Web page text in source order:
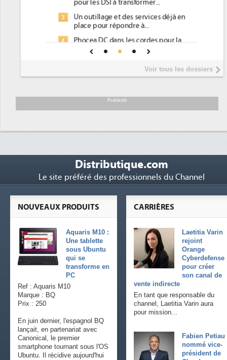
pour les DSI à transformer...
3
Un outillage et des services déjà en
place pour répondre à...
4
Phocea DC dans les cordes pour la
Interview de Fabrice Coquio,
président de Digital Realty...
soutient les...
Voir tous les dossiers
Publicité
Distributique.com
Le site préféré des professionnels du Channel
CARRIÈRES
Laetitia Varin
rejoint
Orange
Cyberdefense
pour créer
son canal de
vente indirecte
En tant que responsable du
channel, Laetitia Varin aura
pour mission...
Fabien Petiau
nommé vice-
président de
NOUVEAUX PRODUITS
Aquaris M10 :
Une tablette
sous Ubuntu
qui se
transforme en
PC
Ref : Aquaris M10
Marque : BQ
Prix : 250
En juin dernier, l'espagnol BQ
lançait, en partenariat avec
Canonical, le premier
smartphone tournant sous l'OS
Ubuntu. Il récidive aujourd'hui